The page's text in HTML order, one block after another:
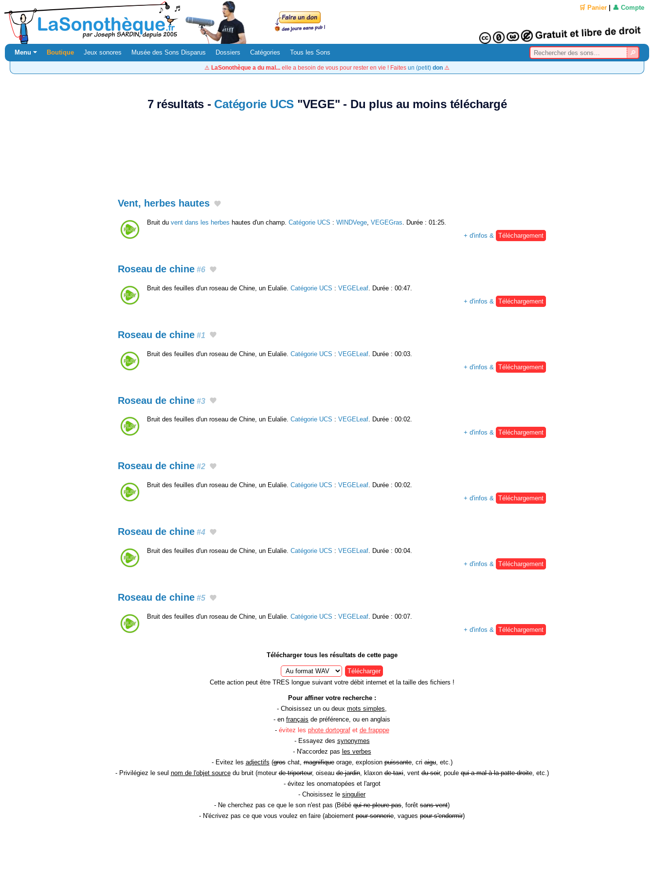
🛒 Panier 👤 Compte
Menu ⏷ Boutique Jeux sonores Musée des Sons Disparus Dossiers Catégories Tous les Sons
⚠️ LaSonothèque a du mal... elle a besoin de vous pour rester en vie ! Faites un (petit) don ⚠️
7 résultats - Catégorie UCS "VEGE" - Du plus au moins téléchargé
Vent, herbes hautes
Bruit du vent dans les herbes hautes d'un champ. Catégorie UCS : WINDVege VEGEGras . Durée : 01:25.
+ d'infos &
Téléchargement
Roseau de chine #6
Bruit des feuilles d'un roseau de Chine, un Eulalie. Catégorie UCS : VEGELeaf . Durée : 00:47.
+ d'infos &
Téléchargement
Roseau de chine #1
Bruit des feuilles d'un roseau de Chine, un Eulalie. Catégorie UCS : VEGELeaf . Durée : 00:03.
+ d'infos &
Téléchargement
Roseau de chine #3
Bruit des feuilles d'un roseau de Chine, un Eulalie. Catégorie UCS : VEGELeaf. Durée : 00:02.
+ d'infos & Téléchargement
Roseau de chine #2
Bruit des feuilles d'un roseau de Chine, un Eulalie. Catégorie UCS : VEGELeaf. Durée : 00:02.
+ d'infos & Téléchargement
Roseau de chine #4
Bruit des feuilles d'un roseau de Chine, un Eulalie. Catégorie UCS : VEGELeaf. Durée : 00:04.
+ d'infos & Téléchargement
Roseau de chine #5
Bruit des feuilles d'un roseau de Chine, un Eulalie. Catégorie UCS : VEGELeaf . Durée : 00:07.
+ d'infos &
Téléchargement
Télécharger tous les résultats de cette page
Télécharger
Cette action peut être TRES longue suivant votre débit internet et la taille des fichiers !
Pour affiner votre recherche :
- Choisissez un ou deux mots simples
- en français de préférence, ou en anglais
- évitez les phote dortografet de frapppe
- Essayez des synonymes
- N'accordez pas les verbes
- Evitez les adjectifs (groschat,magnifiqueorage, explosionpuissante, criaigu, etc.)
- Privilégiez le seul nom de l'objet sourcedu bruit (moteurde triporteur, oiseaude jardin, klaxonde taxi, ventdu soir, poulequi a mal à la patte droite, etc.)
- évitez les onomatopées et l'argot
- Choisissez le singulier
- Ne cherchez pas ce que le son n'est pas (Bébé qui ne pleure pas , forêt sans vent)
- N'écrivez pas ce que vous voulez en faire (aboiement pour sonnerie , vagues pour s'endormir)